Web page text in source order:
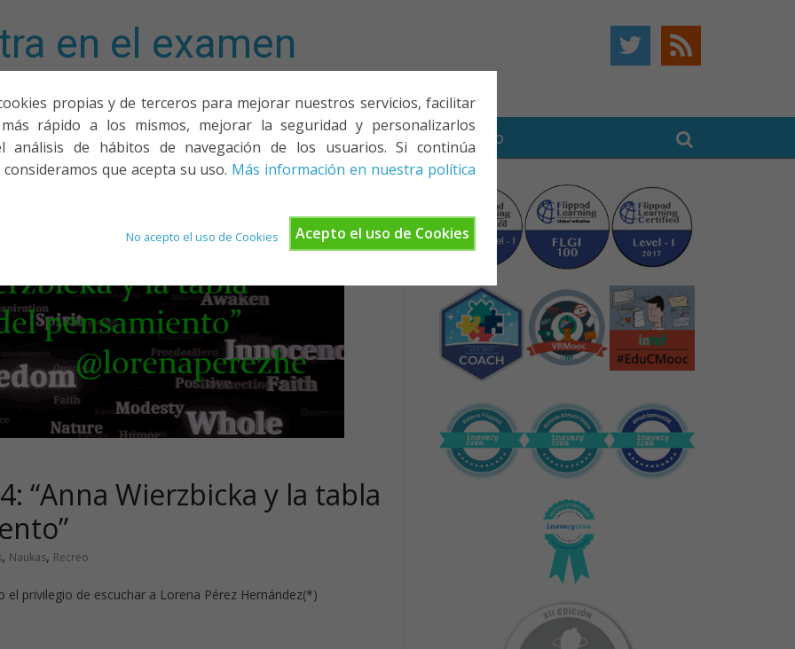
propias y de terceros para mejorar nuestros servicios, facilitar
rápido a los mismos, mejorar la seguridad y personalizarlos
análisis de hábitos de navegación de los usuarios. Si continúa
que acepta su uso. Más información en nuestra política
Acepto el uso de Cookies
No acepto el uso de Cookies
en el examen
PONENCIAS Y CURSOS ¿QUIÉNES SOMOS? YOUTUBE CONTACTO
“Anna Wierzbicka y la tabla
, Naukas, Recreo
privilegio de escuchar a Lorena Pérez Hernández(*)